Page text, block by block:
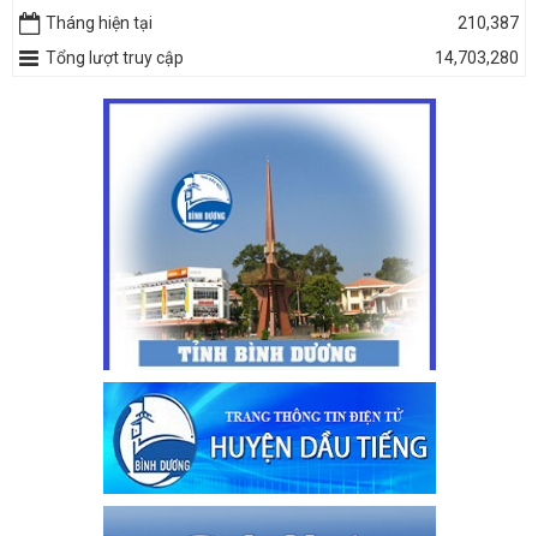
Tháng hiện tại
210,387
Tổng lượt truy cập
14,703,280